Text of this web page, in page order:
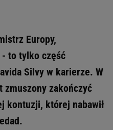
Europy,
to tylko część
Silvy w karierze. W
zakończyć
kontuzji, której nabawił